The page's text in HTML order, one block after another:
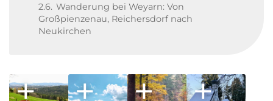
2.6. Wanderung bei Weyarn: Von
Großpienzenau, Reichersdorf nach
Neukirchen